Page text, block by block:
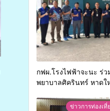
กฟผ.โรงไฟฟ้าจะนะ ร่
พยาบาลศิครินทร์ หาด
ข่าวการท่องเที่